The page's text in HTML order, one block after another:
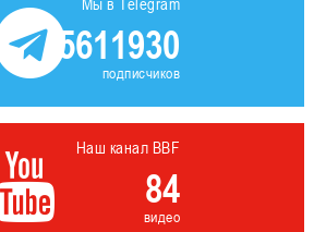
Мы в Telegram
5611930
подписчиков
Наш канал BBF
84
видео